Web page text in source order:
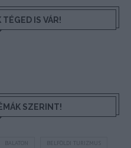
IS VÁR!
SZERINT!
BALATON BELFÖLDI TURIZMUS